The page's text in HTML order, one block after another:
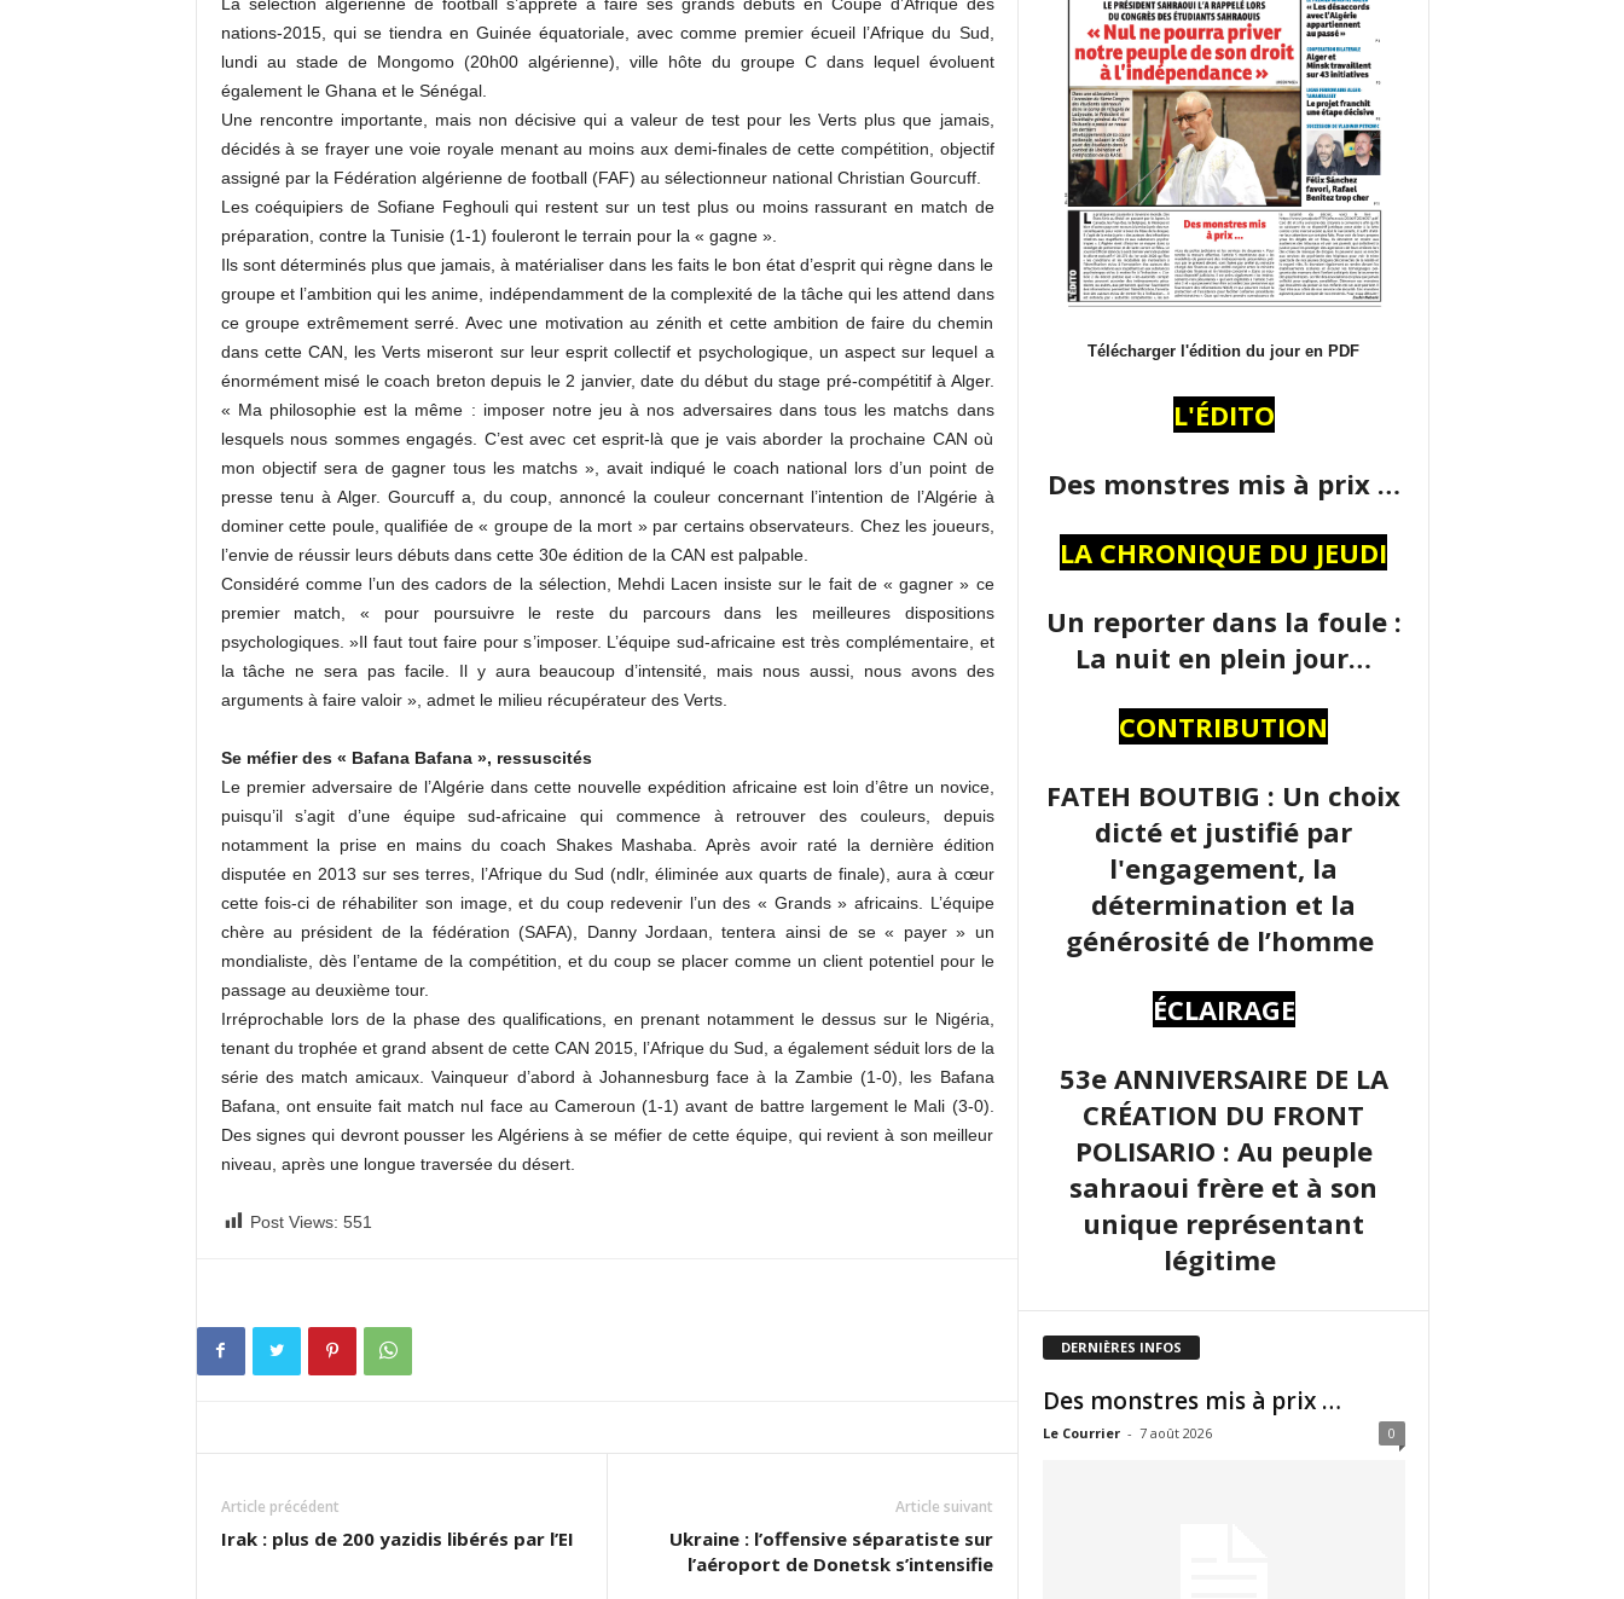
nations-2015, qui se tiendra en Guinée équatoriale, avec comme premier écueil l’Afrique du Sud,
lundi au stade de Mongomo (20h00 algérienne), ville hôte du groupe C dans lequel évoluent
également le Ghana et le Sénégal.
Une rencontre importante, mais non décisive qui a valeur de test pour les Verts plus que jamais,
décidés à se frayer une voie royale menant au moins aux demi-finales de cette compétition, objectif
assigné par la Fédération algérienne de football (FAF) au sélectionneur national Christian Gourcuff.
Les coéquipiers de Sofiane Feghouli qui restent sur un test plus ou moins rassurant en match de
préparation, contre la Tunisie (1-1) fouleront le terrain pour la « gagne ».
Ils sont déterminés plus que jamais, à matérialiser dans les faits le bon état d’esprit qui règne dans le
groupe et l’ambition qui les anime, indépendamment de la complexité de la tâche qui les attend dans
ce groupe extrêmement serré. Avec une motivation au zénith et cette ambition de faire du chemin
dans cette CAN, les Verts miseront sur leur esprit collectif et psychologique, un aspect sur lequel a
énormément misé le coach breton depuis le 2 janvier, date du début du stage pré-compétitif à Alger.
« Ma philosophie est la même : imposer notre jeu à nos adversaires dans tous les matchs dans
lesquels nous sommes engagés. C’est avec cet esprit-là que je vais aborder la prochaine CAN où
mon objectif sera de gagner tous les matchs », avait indiqué le coach national lors d’un point de
presse tenu à Alger. Gourcuff a, du coup, annoncé la couleur concernant l’intention de l’Algérie à
dominer cette poule, qualifiée de « groupe de la mort » par certains observateurs. Chez les joueurs,
l’envie de réussir leurs débuts dans cette 30e édition de la CAN est palpable.
Considéré comme l’un des cadors de la sélection, Mehdi Lacen insiste sur le fait de « gagner » ce
premier match, « pour poursuivre le reste du parcours dans les meilleures dispositions
psychologiques. »Il faut tout faire pour s’imposer. L’équipe sud-africaine est très complémentaire, et
la tâche ne sera pas facile. Il y aura beaucoup d’intensité, mais nous aussi, nous avons des
arguments à faire valoir », admet le milieu récupérateur des Verts.
Se méfier des « Bafana Bafana », ressuscités
Le premier adversaire de l’Algérie dans cette nouvelle expédition africaine est loin d’être un novice,
puisqu’il s’agit d’une équipe sud-africaine qui commence à retrouver des couleurs, depuis
notamment la prise en mains du coach Shakes Mashaba. Après avoir raté la dernière édition
disputée en 2013 sur ses terres, l’Afrique du Sud (ndlr, éliminée aux quarts de finale), aura à cœur
cette fois-ci de réhabiliter son image, et du coup redevenir l’un des « Grands » africains. L’équipe
chère au président de la fédération (SAFA), Danny Jordaan, tentera ainsi de se « payer » un
mondialiste, dès l’entame de la compétition, et du coup se placer comme un client potentiel pour le
passage au deuxième tour.
Irréprochable lors de la phase des qualifications, en prenant notamment le dessus sur le Nigéria,
tenant du trophée et grand absent de cette CAN 2015, l’Afrique du Sud, a également séduit lors de la
série des match amicaux. Vainqueur d’abord à Johannesburg face à la Zambie (1-0), les Bafana
Bafana, ont ensuite fait match nul face au Cameroun (1-1) avant de battre largement le Mali (3-0).
Des signes qui devront pousser les Algériens à se méfier de cette équipe, qui revient à son meilleur
niveau, après une longue traversée du désert.
Post Views: 551
Article précédent
Irak : plus de 200 yazidis libérés par l’EI
Article suivant
Ukraine : l’offensive séparatiste sur
l’aéroport de Donetsk s’intensifie
Télécharger l'édition du jour en PDF
L'ÉDITO
Des monstres mis à prix …
LA CHRONIQUE DU JEUDI
Un reporter dans la foule :
La nuit en plein jour…
CONTRIBUTION
FATEH BOUTBIG : Un choix
dicté et justifié par
l'engagement, la
détermination et la
générosité de l’homme
ÉCLAIRAGE
53e ANNIVERSAIRE DE LA
CRÉATION DU FRONT
POLISARIO : Au peuple
sahraoui frère et à son
unique représentant
légitime
DERNIÈRES INFOS
Des monstres mis à prix …
Le Courrier - 7 août 2026 0